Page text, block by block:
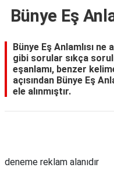
Bünye Eş
Bünye Eş Anlamlısı ne
gibi sorular sıkça
eşanlamı, benzer
açısından Bünye Eş
ele alınmıştır.
deneme reklam alanıdır